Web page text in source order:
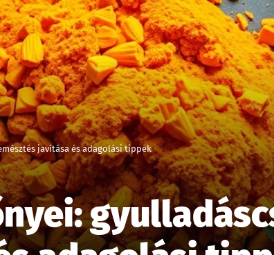
javítása és adagolási tippek